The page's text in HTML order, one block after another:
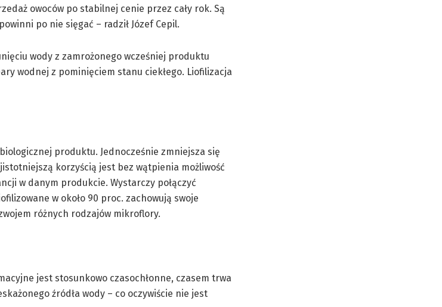
owoców po stabilnej cenie przez cały rok. Są
po nie sięgać – radził Józef Cepil.
wody z zamrożonego wcześniej produktu
wodnej z pominięciem stanu ciekłego. Liofilizacja
produktu. Jednocześnie zmniejsza się
korzyścią jest bez wątpienia możliwość
w danym produkcie. Wystarczy połączyć
w około 90 proc. zachowują swoje
różnych rodzajów mikroflory.
jest stosunkowo czasochłonne, czasem trwa
źródła wody – co oczywiście nie jest